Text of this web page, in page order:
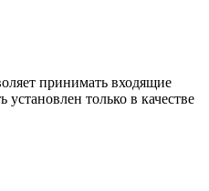
принимать входящие
только в качестве